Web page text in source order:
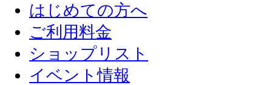
はじめての方へ
ご利用料金
ショップリスト
イベント情報